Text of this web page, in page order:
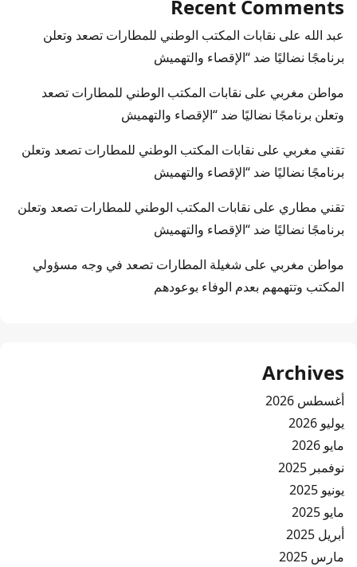
Recent Comments
عبد الله على نقابات المكتب الوطني للمطارات تصعد وتعلن
برنامجًا نضاليًا ضد “الإقصاء والتهميش
مواطن مغربي على نقابات المكتب الوطني للمطارات تصعد
وتعلن برنامجًا نضاليًا ضد “الإقصاء والتهميش
تقني مغربي على نقابات المكتب الوطني للمطارات تصعد وتعلن
برنامجًا نضاليًا ضد “الإقصاء والتهميش
تقني مطاري على نقابات المكتب الوطني للمطارات تصعد وتعلن
برنامجًا نضاليًا ضد “الإقصاء والتهميش
مواطن مغربي على شغيلة المطارات تصعد في وجه مسؤولي
المكتب وتتهمهم بعدم الوفاء بوعودهم
Archives
أغسطس 2026
يوليو 2026
مايو 2026
نوفمبر 2025
يونيو 2025
مايو 2025
أبريل 2025
مارس 2025